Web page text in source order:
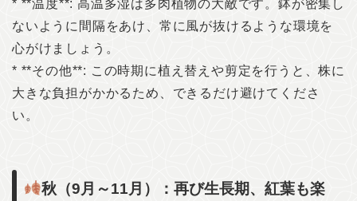
* **温度**: 高温多湿は多肉植物の大敵です。鉢が密集し
ないように間隔をあけ、常に風が抜けるような環境を
心がけましょう。
* **その他**: この時期に植え替えや剪定を行うと、株に
大きな負担がかかるため、できるだけ避けてくださ
い。
秋（9月～11月）：再び生長期、紅葉も楽